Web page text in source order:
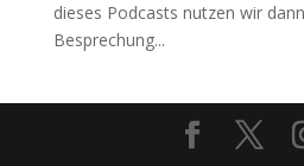
dieses Podcasts nutzen wir
Besprechung...